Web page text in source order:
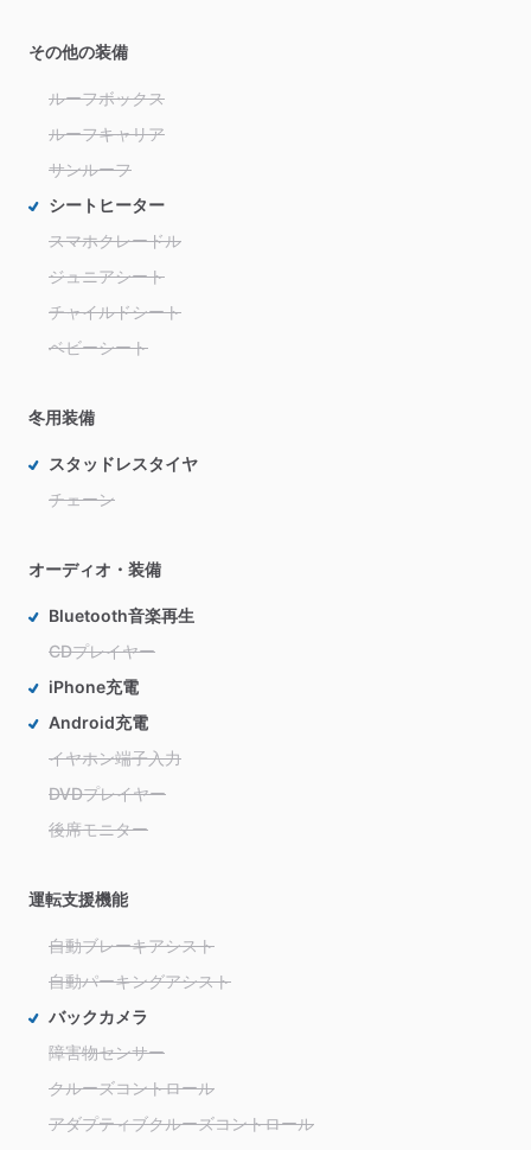
その他の装備
ルーフボックス
ルーフキャリア
サンルーフ
シートヒーター
スマホクレードル
ジュニアシート
チャイルドシート
ベビーシート
冬用装備
スタッドレスタイヤ
チェーン
オーディオ・装備
Bluetooth音楽再生
CDプレイヤー
iPhone充電
Android充電
イヤホン端子入力
DVDプレイヤー
後席モニター
運転支援機能
自動ブレーキアシスト
自動パーキングアシスト
バックカメラ
障害物センサー
クルーズコントロール
アダプティブクルーズコントロール